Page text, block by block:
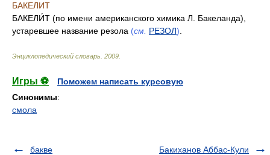
БАКЕЛИТ
БАКЕЛИ́Т (по имени американского химика Л. Бакеланда),
устаревшее название резола (см. РЕЗОЛ)
Энциклопедический словарь 2009
Игры ⚽
Поможем написать курсовую
Синонимы:
смола
бакве Бакиханов Аббас-Кули